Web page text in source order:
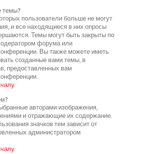
темы?
пользователи больше не могут
и все находящиеся в них опросы
Темы могут быть закрыты по
форума или
Вы также можете иметь
созданные вами темы, в
предоставленных вам
авторами изображения,
и отражающие их содержание.
значков тем зависит от
администратором